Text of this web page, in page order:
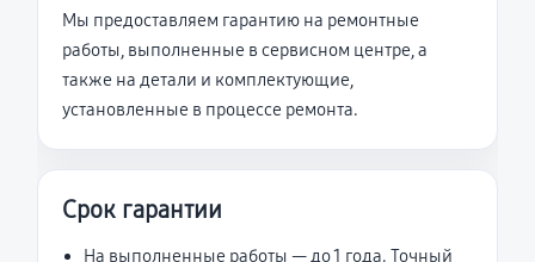
Мы предоставляем гарантию на ремонтные
работы, выполненные в сервисном центре, а
также на детали и комплектующие,
установленные в процессе ремонта.
Срок гарантии
На выполненные работы — до 1 года. Точный